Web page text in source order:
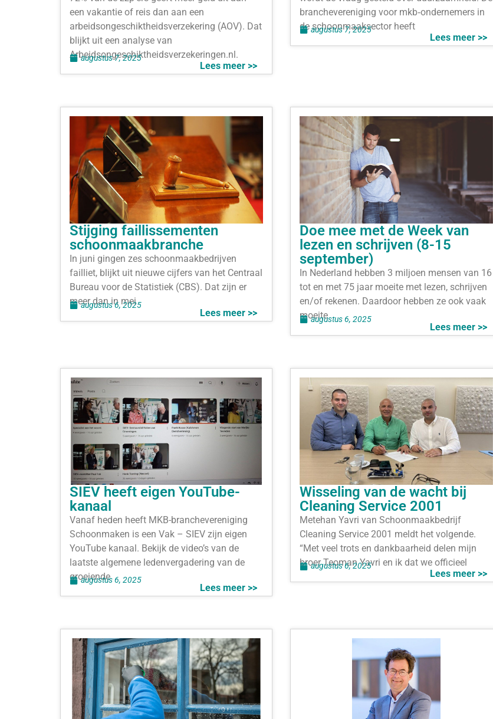
een vakantie of reis dan aan een
arbeidsongeschiktheidsverzekering (AOV). Dat
blijkt uit een analyse van
Arbeidsongeschiktheidsverzekeringen.nl.
Lees meer >>
augustus 7, 2025
branchevereniging voor mkb‑ondernemers in
de schoonmaaksector heeft
Lees meer >>
augustus 7, 2025
Stijging faillissementen
schoonmaakbranche
In juni gingen zes schoonmaakbedrijven
failliet, blijkt uit nieuwe cijfers van het Centraal
Bureau voor de Statistiek (CBS). Dat zijn er
meer dan in mei
Lees meer >>
augustus 6, 2025
Doe mee met de Week van
lezen en schrijven (8-15
september)
In Nederland hebben 3 miljoen mensen van 16
tot en met 75 jaar moeite met lezen, schrijven
en/of rekenen. Daardoor hebben ze ook vaak
moeite
Lees meer >>
augustus 6, 2025
SIEV heeft eigen YouTube-
kanaal
Vanaf heden heeft MKB-branchevereniging
Schoonmaken is een Vak – SIEV zijn eigen
YouTube kanaal. Bekijk de video’s van de
laatste algemene ledenvergadering van de
groeiende
Lees meer >>
augustus 6, 2025
Wisseling van de wacht bij
Cleaning Service 2001
Metehan Yavri van Schoonmaakbedrijf
Cleaning Service 2001 meldt het volgende.
“Met veel trots en dankbaarheid delen mijn
broer Teoman Yavri en ik dat we officieel
Lees meer >>
augustus 6, 2025